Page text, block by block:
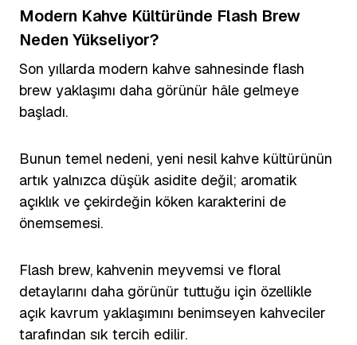
Modern Kahve Kültüründe Flash Brew
Neden Yükseliyor?
Son yıllarda modern kahve sahnesinde flash
brew yaklaşımı daha görünür hâle gelmeye
başladı.
Bunun temel nedeni, yeni nesil kahve kültürünün
artık yalnızca düşük asidite değil; aromatik
açıklık ve çekirdeğin köken karakterini de
önemsemesi.
Flash brew, kahvenin meyvemsi ve floral
detaylarını daha görünür tuttuğu için özellikle
açık kavrum yaklaşımını benimseyen kahveciler
tarafından sık tercih edilir.